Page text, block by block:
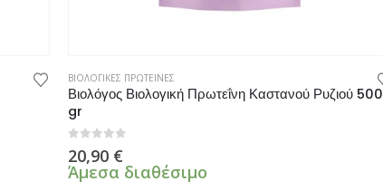
ΒΙΟΛΟΓΙΚΕΣ ΠΡΩΤΕΙΝΕΣ
Βιολόγος Βιολογική Πρωτεΐνη Καστανού Ρυζιού 500
gr
20,90 €
Άμεσα διαθέσιμο